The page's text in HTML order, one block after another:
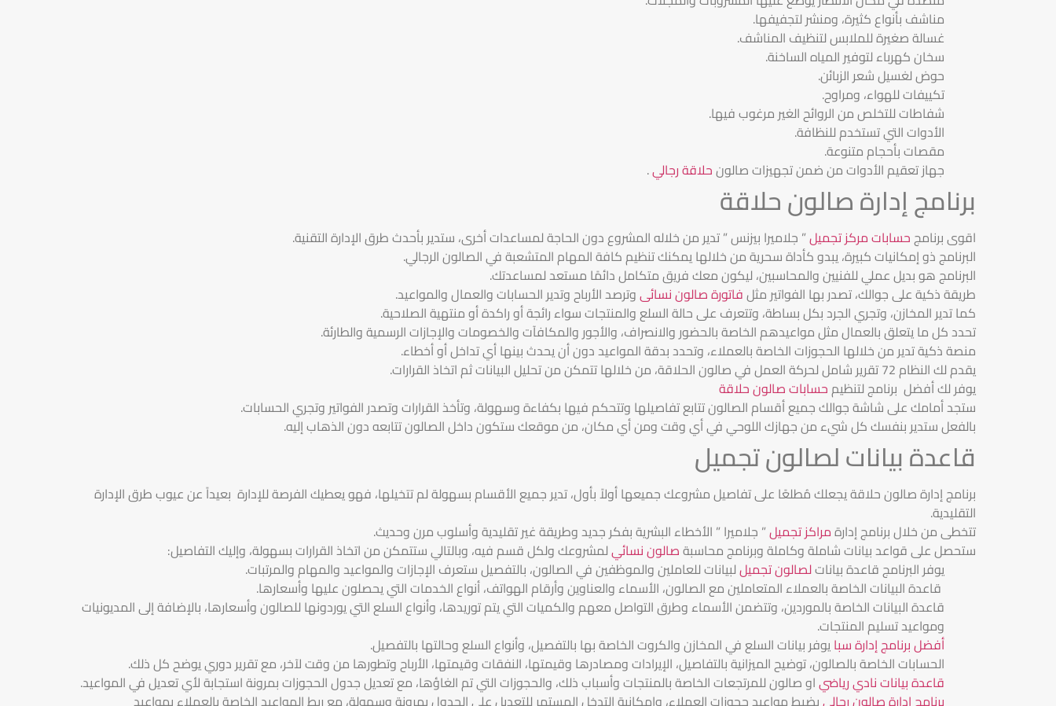
مناشف بأنواع كثيرة، ومنشر لتجفيفها.
غسالة صغيرة للملابس لتنظيف المناشف.
سخان كهرباء لتوفير المياه الساخنة.
حوض لغسيل شعر الزبائن.
تكييفات للهواء، ومراوح.
شفاطات للتخلص من الروائح الغير مرغوب فيها.
الأدوات التي تستخدم للنظافة.
مقصات بأحجام متنوعة.
جهاز تعقيم الأدوات من ضمن تجهيزات صالونحلاقة رجالي.
برنامج إدارة صالون حلاقة
اقوى برنامجحسابات مركز تجميل” جلاميرا بيزنس ” تدير من خلاله المشروع دون الحاجة لمساعدات أخرى، ستدير بأحدث طرق الإدارة التقنية.
البرنامج ذو إمكانيات كبيرة، يبدو كأداة سحرية من خلالها يمكنك تنظيم كافة المهام المتشعبة في الصالون الرجالي.
البرنامج هو بديل عملي للفنيين والمحاسبين، ليكون معك فريق متكامل دائمًا مستعد لمساعدتك.
طريقة ذكية على جوالك، تصدر بها الفواتير مثلفاتورة صالون نسائىوترصد الأرباح وتدير الحسابات والعمال والمواعيد.
كما تدير المخازن، وتجري الجرد بكل بساطة، وتتعرف على حالة السلع والمنتجات سواء رائجة أو راكدة أو منتهية الصلاحية.
تحدد كل ما يتعلق بالعمال مثل مواعيدهم الخاصة بالحضور والانصراف، والأجور والمكافآت والخصومات والإجازات الرسمية والطارئة.
منصة ذكية تدير من خلالها الحجوزات الخاصة بالعملاء، وتحدد بدقة المواعيد دون أن يحدث بينها أي تداخل أو أخطاء.
يقدم لك النظام 72 تقرير شامل لحركة العمل في صالون الحلاقة، من خلالها تتمكن من تحليل البيانات ثم اتخاذ القرارات.
يوفر لك أفضل برنامج لتنظيمحسابات صالون حلاقة
ستجد أمامك على شاشة جوالك جميع أقسام الصالون تتابع تفاصيلها وتتحكم فيها بكفاءة وسهولة، وتأخذ القرارات وتصدر الفواتير وتجري الحسابات.
بالفعل ستدير بنفسك كل شيء من جهازك اللوحي في أي وقت ومن أي مكان، من موقعك ستكون داخل الصالون تتابعه دون الذهاب إليه.
قاعدة بيانات لصالون تجميل
برنامج إدارة صالون حلاقة يجعلك مُطلعًا على تفاصيل مشروعك جميعها أولاً بأول، تدير جميع الأقسام بسهولة لم تتخيلها، فهو يعطيك الفرصة للإدارة بعيداً عن عيوب طرق الإدارة
التقليدية.
تتخطى من خلال برنامج إدارةمراكز تجميل” جلاميرا ” الأخطاء البشرية بفكر جديد وطريقة غير تقليدية وأسلوب مرن وحديث.
ستحصل على قواعد بيانات شاملة وكاملة وبرنامج محاسبةصالون نسائيلمشروعك ولكل قسم فيه، وبالتالي ستتمكن من اتخاذ القرارات بسهولة، وإليك التفاصيل:
يوفر البرنامج قاعدة بياناتلصالون تجميللبيانات للعاملين والموظفين في الصالون، بالتفصيل ستعرف الإجازات والمواعيد والمهام والمرتبات.
قاعدة البيانات الخاصة بالعملاء المتعاملين مع الصالون، الأسماء والعناوين وأرقام الهواتف، أنواع الخدمات التي يحصلون عليها وأسعارها.
قاعدة البيانات الخاصة بالموردين، وتتضمن الأسماء وطرق التواصل معهم والكميات التي يتم توريدها، وأنواع السلع التي يوردونها للصالون وأسعارها، بالإضافة إلى المديونيات
ومواعيد تسليم المنتجات.
أفضل برنامج إدارة سبايوفر بيانات السلع في المخازن والكروت الخاصة بها بالتفصيل، وأنواع السلع وحالتها بالتفصيل.
الحسابات الخاصة بالصالون، توضيح الميزانية بالتفاصيل، الإيرادات ومصادرها وقيمتها، النفقات وقيمتها، الأرباح وتطورها من وقت لآخر، مع تقرير دوري يوضح كل ذلك.
قاعدة بيانات نادي رياضياو صالون للمرتجعات الخاصة بالمنتجات وأسباب ذلك، والحجوزات التي تم الغاؤها، مع تعديل جدول الحجوزات بمرونة استجابة لأي تعديل في المواعيد.
برنامج إدارة صالون رجالييضبط مواعيد حجوزات العملاء، وإمكانية التدخل المستمر للتعديل على الجدول بمرونة وسهولة، مع ربط المواعيد الخاصة بالعملاء بمواعيد